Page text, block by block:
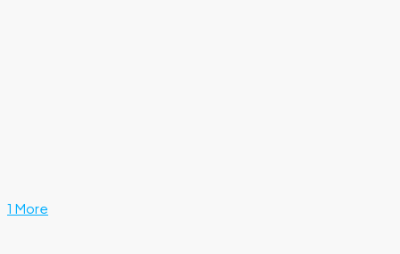
1 More